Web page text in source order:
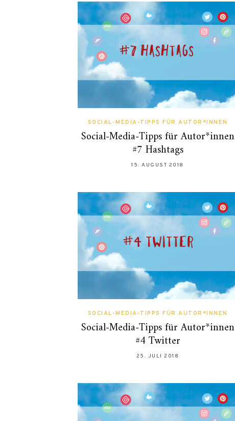
SOCIAL-MEDIA-TIPPS FÜR AUTOR*INNEN
Social-Media-Tipps für Autor*innen
#7 Hashtags
15. AUGUST 2018
SOCIAL-MEDIA-TIPPS FÜR AUTOR*INNEN
Social-Media-Tipps für Autor*innen
#4 Twitter
25. JULI 2018